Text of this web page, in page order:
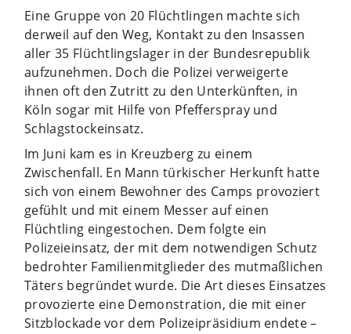
Eine Gruppe von 20 Flüchtlingen machte sich
derweil auf den Weg, Kontakt zu den Insassen
aller 35 Flüchtlingslager in der Bundesrepublik
aufzunehmen. Doch die Polizei verweigerte
ihnen oft den Zutritt zu den Unterkünften, in
Köln sogar mit Hilfe von Pfefferspray und
Schlagstockeinsatz.
Im Juni kam es in Kreuzberg zu einem
Zwischenfall. En Mann türkischer Herkunft hatte
sich von einem Bewohner des Camps provoziert
gefühlt und mit einem Messer auf einen
Flüchtling eingestochen. Dem folgte ein
Polizeieinsatz, der mit dem notwendigen Schutz
bedrohter Familienmitglieder des mutmaßlichen
Täters begründet wurde. Die Art dieses Einsatzes
provozierte eine Demonstration, die mit einer
Sitzblockade vor dem Polizeipräsidium endete –